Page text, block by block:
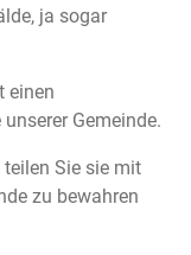
ja sogar
einen
Gemeinde.
Sie sie mit
zu bewahren